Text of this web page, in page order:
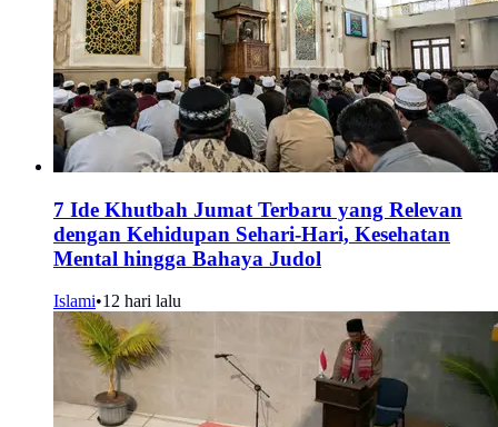
7 Ide Khutbah Jumat Terbaru yang Relevan
dengan Kehidupan Sehari-Hari, Kesehatan
Mental hingga Bahaya Judol
Islami•12 hari lalu